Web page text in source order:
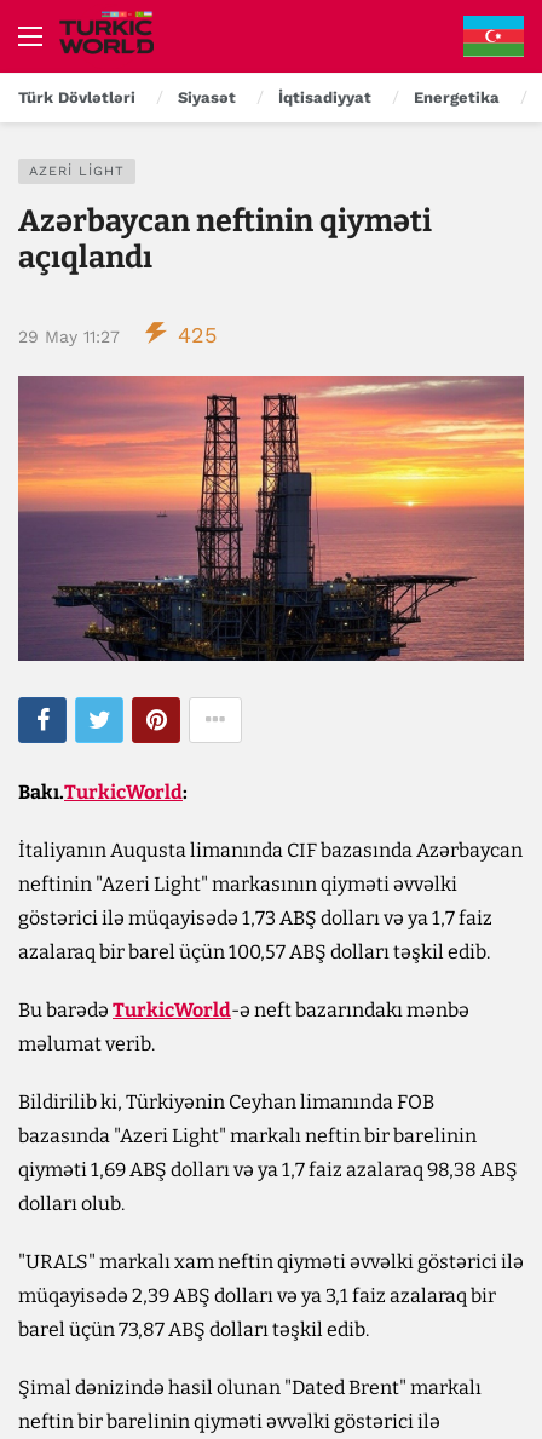
Türk Dövlətləri Siyasət İqtisadiyyat Energetika
AZERI LIGHT
Azərbaycan neftinin qiyməti
açıqlandı
29 May 11:27 425
Bakı.TurkicWorld:
İtaliyanın Auqusta limanında CIF bazasında Azərbaycan
neftinin "Azeri Light" markasının qiyməti əvvəlki
göstərici ilə müqayisədə 1,73 ABŞ dolları və ya 1,7 faiz
azalaraq bir barel üçün 100,57 ABŞ dolları təşkil edib.
Bu barədə TurkicWorld-ə neft bazarındakı mənbə
məlumat verib.
Bildirilib ki, Türkiyənin Ceyhan limanında FOB
bazasında "Azeri Light" markalı neftin bir barelinin
qiyməti 1,69 ABŞ dolları və ya 1,7 faiz azalaraq 98,38 ABŞ
dolları olub.
"URALS" markalı xam neftin qiyməti əvvəlki göstərici ilə
müqayisədə 2,39 ABŞ dolları və ya 3,1 faiz azalaraq bir
barel üçün 73,87 ABŞ dolları təşkil edib.
Şimal dənizində hasil olunan "Dated Brent" markalı
neftin bir barelinin qiyməti əvvəlki göstərici ilə